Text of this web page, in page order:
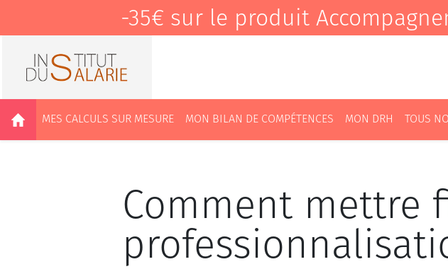
-35€ sur le produit
MES CALCULS SUR MESURE MON BILAN DE COMPÉTENCES MON DRH TOUS
Comment mettre